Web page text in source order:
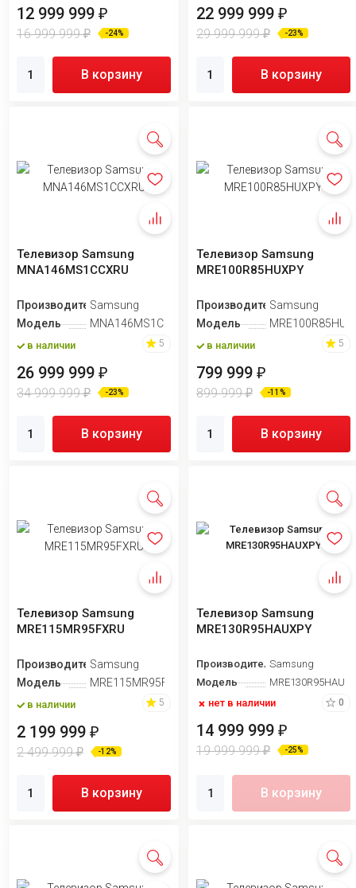
12 999 999 ₽
16 999 999₽ -24%
В корзину
22 999 999₽
29 999 999₽ -23%
В корзину
Телевизор Samsung
MNA146MS1CCXRU
ПроизводительSamsung
Модель
MNA146MS1CCXRU
в наличии 5
26 999 999 ₽
34 999 999₽ -23%
В корзину
Телевизор Samsung
MRE100R85HUXPY
ПроизводительSamsung
Модель
в наличии 5
799 999₽
899 999₽ -11%
В корзину
Телевизор Samsung
MRE115MR95FXRU
ПроизводительSamsung
Модель
MRE115MR95FXRU
в наличии 5
2 199 999 ₽
2 499 999₽ -12%
В корзину
Телевизор Samsung
MRE130R95HAUXPY
ПроизводительSamsung
Модель
нет в наличии
0
14 999 999₽
19 999 999₽ -25%
В корзину